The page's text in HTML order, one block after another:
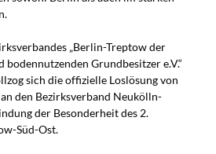
„Berlin-Treptow der
Grundbesitzer e.V.“
sich die offizielle Loslösung von
den Bezirksverband Neukölln-
der Besonderheit des 2.
Süd-Ost.